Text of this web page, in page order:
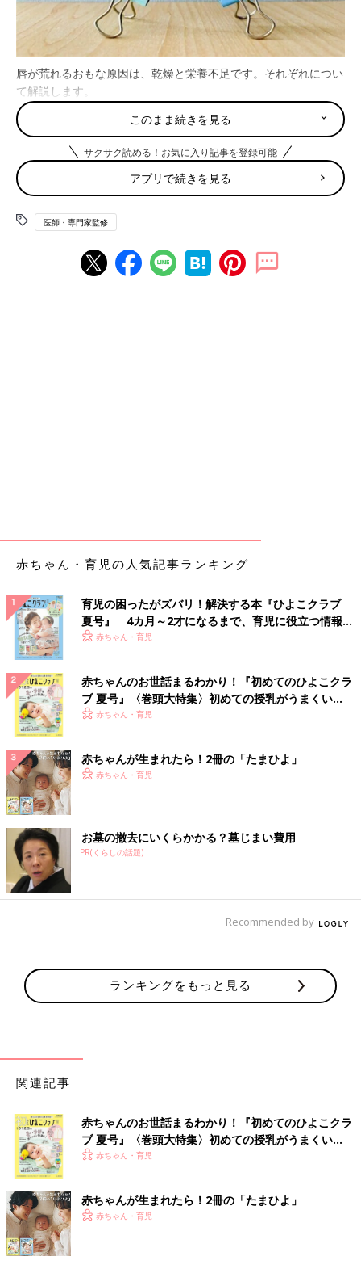
唇が荒れるおもな原因は、乾燥と栄養不足です。それぞれについ
て解説します。
唇が荒れる原因のひとつは、乾燥です。唇の皮膚はからだの他の
部分に比べて角層が薄く皮脂腺や汗腺もないため、外部からの刺
激や乾燥に弱いのです。
とくに、空気中の湿度が低い冬やエアコンの風が直接当たる場所
では、唇の水分が蒸発しやすくなるため乾燥が進みやすくなりま
す。また、からだが水分不足の状態だと、唇の水分も不足しがち
「唇の保湿ケアをしてもなかなか荒れが治らない」という人は、
栄養バランスが乱れていないか自分の食生活をふり返ってみまし
唇荒れ対策に摂りたい栄養素
唇の荒れが気になる人に、積極的に摂ってほしい栄養素や食材に
ビタミンAは皮膚や粘膜を健康に保つうえで欠かせない栄養素で
あり、不足すると唇の乾燥やひび割れなどのトラブルが起こりや
ビタミンAは脂溶性ビタミンであり、油と一緒に摂ると吸収率が
したりするなど、油を使った調理法がおすすめです。
なお、ビタミンAは摂取しすぎると頭痛や食欲不振などの過剰症
の症状が出ることが知られています。一般的な食事で過剰症にな
ることはほとんどありませんが、サプリメントやビタミンA豊富
なレバーなどを大量に摂取すると、過剰症のリスクが高まるため
注意が必要です。（※2）
ビタミンB群
このまま続きを見る
サクサク読める！お気に入り記事を登録可能
アプリで続きを見る
医師・専門家監修
赤ちゃん・育児の人気記事ランキング
育児の困ったがズバリ！解決する本『ひよこクラブ
夏号』 4カ月～2才になるまで、育児に役立つ情報が
いっぱい！
赤ちゃん・育児
赤ちゃんのお世話まるわかり！『初めてのひよこクラ
ブ 夏号』〈巻頭大特集〉初めての授乳がうまくい
く！ おっぱい・ミルクの基本と夏のトラブル 解決テ
赤ちゃん・育児
赤ちゃんが生まれたら！2冊の「たまひよ」
赤ちゃん・育児
お墓の撤去にいくらかかる？墓じまい費用
PR(くらしの話題)
Recommended by
ランキングをもっと見る
関連記事
赤ちゃんのお世話まるわかり！『初めてのひよこクラ
ブ 夏号』〈巻頭大特集〉初めての授乳がうまくい
く！ おっぱい・ミルクの基本と夏のトラブル 解決テ
赤ちゃん・育児
赤ちゃんが生まれたら！2冊の「たまひよ」
赤ちゃん・育児